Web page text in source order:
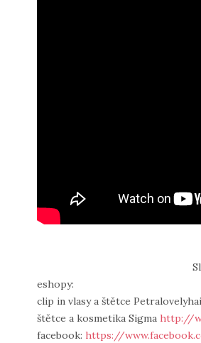
eshopy:
clip in vlasy a štětce
štětce a kosmetika Sigma http://
facebook: https://